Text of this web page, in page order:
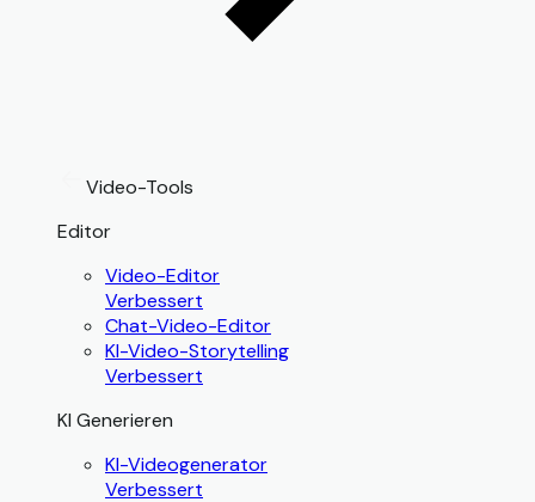
Video-Tools
Editor
Video-Editor
Verbessert
Chat-Video-Editor
KI-Video-Storytelling
Verbessert
KI Generieren
KI-Videogenerator
Verbessert